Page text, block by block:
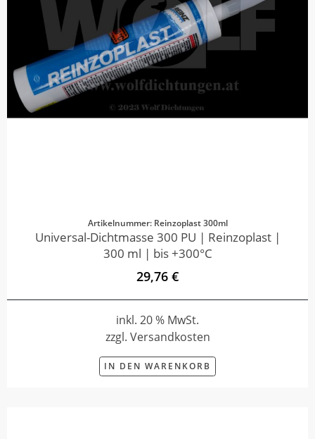
Artikelnummer: Reinzoplast 300ml
Universal-Dichtmasse 300 PU | Reinzoplast |
300 ml | bis +300°C
29,76 €
inkl. 20 % MwSt.
zzgl. Versandkosten
IN DEN WARENKORB